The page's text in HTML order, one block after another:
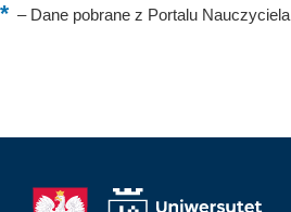
–Dane pobrane z Portalu Nauczyciela